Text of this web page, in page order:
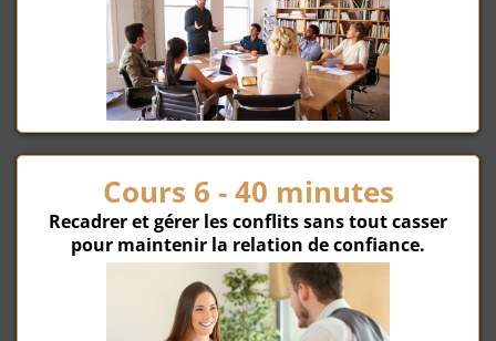
Cours 6 - 40 minutes
Recadrer et gérer les conflits sans tout casser
pour maintenir la relation de confiance.